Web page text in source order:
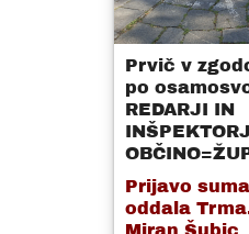
Prvič v
po
REDARJI IN
Prijavo
oddala